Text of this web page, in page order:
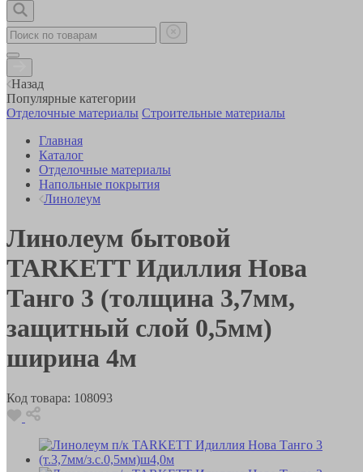
Назад
Популярные категории
Отделочные материалы Строительные материалы
Главная
Каталог
Отделочные материалы
Напольные покрытия
Линолеум
Линолеум бытовой
TARKETT Идиллия Нова
Танго 3 (толщина 3,7мм,
защитный слой 0,5мм)
ширина 4м
Код товара: 108093